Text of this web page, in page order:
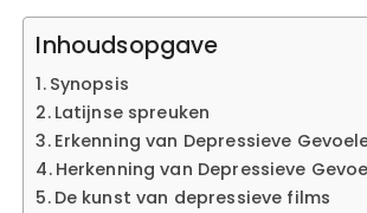
Inhoudsopgave
Synopsis
Latijnse spreuken
Erkenning van Depressieve
Herkenning van Depressieve
De kunst van depressieve films